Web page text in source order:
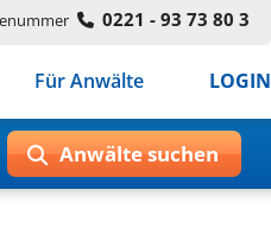
0221 - 93 73 80 3
Für Anwälte LOGIN